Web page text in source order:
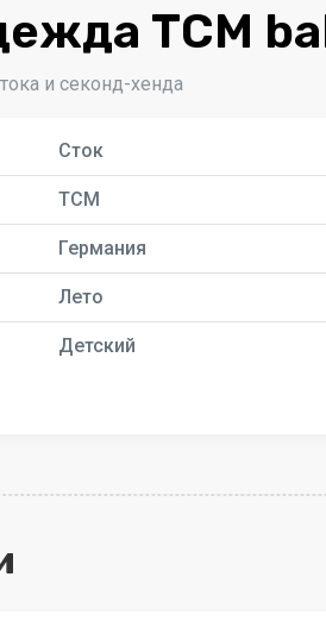
TCM
и секонд-хенда
Сток
TCM
Германия
Лето
Детский